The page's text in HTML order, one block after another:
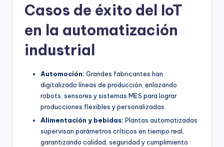
Casos de éxito del IoT
en la automatización
industrial
Automoción: Grandes fabricantes han
digitalizado líneas de producción, enlazando
robots, sensores y sistemas MES para lograr
producciones flexibles y personalizadas.
Alimentación y bebidas: Plantas automatizadas
supervisan parámetros críticos en tiempo real,
garantizando calidad, seguridad y cumplimiento